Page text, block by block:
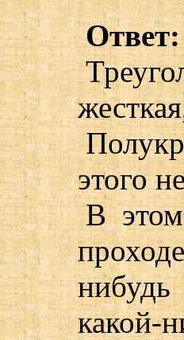
Ответ:
этого
В
какой-